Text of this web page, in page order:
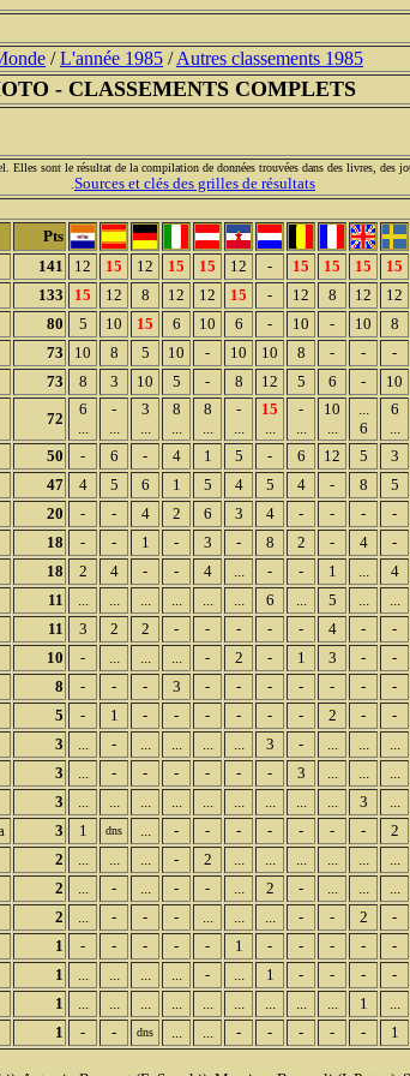
/L'année 1985 /Autres classements 1985
- CLASSEMENTS COMPLETS
Elles sont le résultat de la compilation de données trouvées dans des livres, des
entier . Sources et clés des grilles de résultats
Pts
141 12 15 12 15 15 12 - 15 15 15 15
133 15 12 8 12 12 15 - 12 8 12 12
80 5 10 15 6 10 6 - 10 - 10 8
73 10 8 5 10 - 10 10 8 - - -
73 8 3 10 5 - 8 12 5 6 - 10
72
6
...
-
...
3
...
8
...
8
...
-
...
15
...
-
...
10
...
...
6
6
...
50 - 6 - 4 1 5 - 6 12 5 3
47 4 5 6 1 5 4 5 4 - 8 5
20 - - 4 2 6 3 4 - - - -
18 - - 1 - 3 - 8 2 - 4 -
18 2 4 - - 4 ... - - 1 ... 4
11 ... ... ... ... ... ... 6 ... 5 ... ...
11 3 2 2 - - - - - 4 - -
10 - ... ... ... - 2 - 1 3 - -
8 - - - 3 - - - - - - -
5 - 1 - - - - - - 2 - -
3 ... - ... ... ... ... 3 - ... ... ...
3 ... - - - - - - 3 ... ... ...
3 ... ... ... ... ... ... ... ... ... 3 ...
3 1 dns ... - - - - - - - 2
2 ... ... ... - 2 ... ... ... ... ... ...
2 ... - ... - - ... 2 - ... ... ...
2 ... - - - ... ... ... - - 2 -
1 - - - - - 1 - - - - -
1 ... ... ... ... - ... 1 - - - -
1 ... ... ... ... ... ... ... ... ... 1 ...
1 - - dns ... ... - - - - - 1